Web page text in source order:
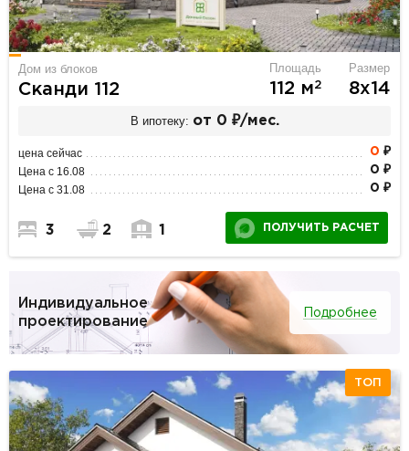
Дом из блоков
Сканди 112
Площадь
112 м2
Размер
8х14
В ипотеку: от 0 ₽/мес.
цена сейчас 0 ₽
Цена с 16.08 0 ₽
Цена с 31.08 0 ₽
3 2 1 ПОЛУЧИТЬ РАСЧЕТ
Индивидуальное
проектирование
Подробнее
ТОП